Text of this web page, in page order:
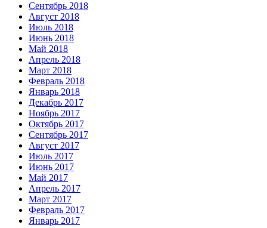
Сентябрь 2018
Август 2018
Июль 2018
Июнь 2018
Май 2018
Апрель 2018
Март 2018
Февраль 2018
Январь 2018
Декабрь 2017
Ноябрь 2017
Октябрь 2017
Сентябрь 2017
Август 2017
Июль 2017
Июнь 2017
Май 2017
Апрель 2017
Март 2017
Февраль 2017
Январь 2017